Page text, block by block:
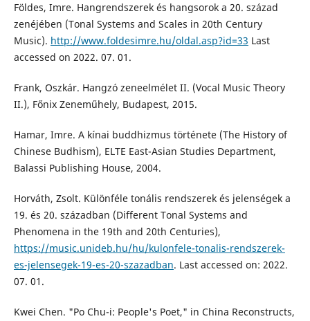
Földes, Imre. Hangrendszerek és hangsorok a 20. század
zenéjében (Tonal Systems and Scales in 20th Century
Music). http://www.foldesimre.hu/oldal.asp?id=33 Last
accessed on 2022. 07. 01.
Frank, Oszkár. Hangzó zeneelmélet II. (Vocal Music Theory
II.), Főnix Zeneműhely, Budapest, 2015.
Hamar, Imre. A kínai buddhizmus története (The History of
Chinese Budhism), ELTE East-Asian Studies Department,
Balassi Publishing House, 2004.
Horváth, Zsolt. Különféle tonális rendszerek és jelenségek a
19. és 20. században (Different Tonal Systems and
Phenomena in the 19th and 20th Centuries),
https://music.unideb.hu/hu/kulonfele-tonalis-rendszerek-
es-jelensegek-19-es-20-szazadban. Last accessed on: 2022.
07. 01.
Kwei Chen. "Po Chu-i: People's Poet," in China Reconstructs,